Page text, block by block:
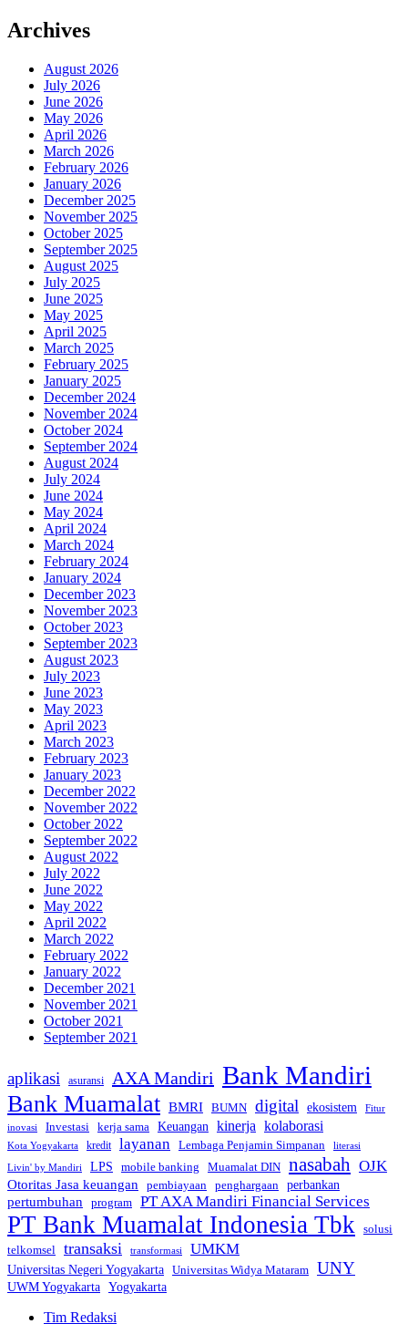
Archives
August 2026
July 2026
June 2026
May 2026
April 2026
March 2026
February 2026
January 2026
December 2025
November 2025
October 2025
September 2025
August 2025
July 2025
June 2025
May 2025
April 2025
March 2025
February 2025
January 2025
December 2024
November 2024
October 2024
September 2024
August 2024
July 2024
June 2024
May 2024
April 2024
March 2024
February 2024
January 2024
December 2023
November 2023
October 2023
September 2023
August 2023
July 2023
June 2023
May 2023
April 2023
March 2023
February 2023
January 2023
December 2022
November 2022
October 2022
September 2022
August 2022
July 2022
June 2022
May 2022
April 2022
March 2022
February 2022
January 2022
December 2021
November 2021
October 2021
September 2021
aplikasi asuransi AXA Mandiri Bank Mandiri
Bank Muamalat BMRI BUMN digital ekosistem Fitur
inovasi Investasi kerja sama Keuangan kinerja kolaborasi
Kota Yogyakarta kredit layanan Lembaga Penjamin Simpanan
literasi
Livin' by Mandiri
LPS mobile banking Muamalat DIN nasabah OJK
Otoritas Jasa keuangan pembiayaan penghargaan perbankan
pertumbuhan program PT AXA Mandiri Financial Services
PT Bank Muamalat Indonesia Tbk solusi
telkomsel transaksi transformasi UMKM
Universitas Negeri Yogyakarta Universitas Widya Mataram UNY
UWM Yogyakarta Yogyakarta
Tim Redaksi